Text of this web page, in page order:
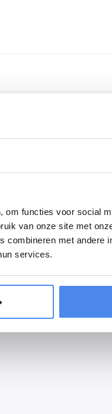
functies voor social
van onze site met
combineren met andere
services.
en keerringen te
gebruikt in combinatie
stuk sneller en